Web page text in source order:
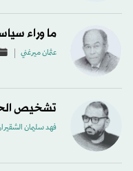
ما وراء
عثمان ميرغني
تشخيص
فهد سليمان